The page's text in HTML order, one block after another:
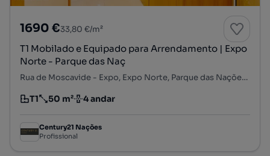
1690 €33,80 €/m²
T1 Mobilado e Equipado para Arrendamento | Expo
Norte - Parque das Naç
Rua de Moscavide - Expo, Expo Norte, Parque das Nações, Lisboa, Lisboa
Tipologia
T1
Preço por metro quadrado
50 m²
Andar 4 andar
Century21 Nações
Profissional